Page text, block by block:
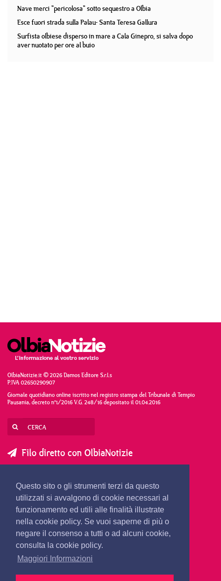
Questo sito o gli strumenti terzi da questo
utilizzati si avvalgono di cookie necessari al
funzionamento ed utili alle finalità illustrate
nella cookie policy. Se vuoi saperne di più o
negare il consenso a tutti o ad alcuni cookie,
consulta la cookie policy.
Maggiori Informazioni
Nave merci "pericolosa" sotto sequestro a Olbia
Esce fuori strada sulla Palau- Santa Teresa Gallura
Surfista olbiese disperso in mare a Cala Ginepro, si salva dopo
aver nuotato per ore al buio
OlbiaNotizie.it © 2026 Damos Editore S.r.l.s
P.IVA 02650290907
Giornale quotidiano online iscritto nel registro stampa del Tribunale di Tempio
Pausania, decreto n°1/2016 V.G. 248/16 depositato il 01.04.2016
Filo diretto con OlbiaNotizie
SEGNALA UNA NOTIZIA
SEGNALA UN EVENTO
redazione@olbianotizie.it